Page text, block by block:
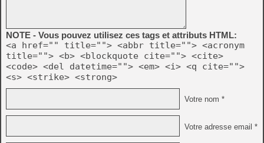
NOTE - Vous pouvez utilisez ces tags et attributs HTML:
<a href="" title=""> <abbr title=""> <acronym
title=""> <b> <blockquote cite=""> <cite>
<code> <del datetime=""> <em> <i> <q cite="">
<s> <strike> <strong>
Votre nom *
Votre adresse email *